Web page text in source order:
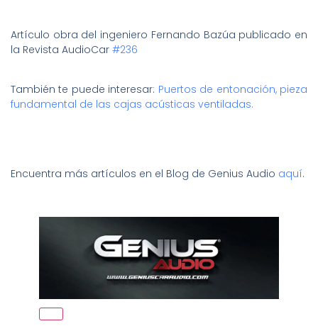
Artículo obra del ingeniero Fernando Bazúa publicado en
la Revista AudioCar #236
También te puede interesar: Puertos de entonación, pieza
fundamental de las cajas acústicas ventiladas.
Encuentra más artículos en el Blog de Genius Audio aquí.